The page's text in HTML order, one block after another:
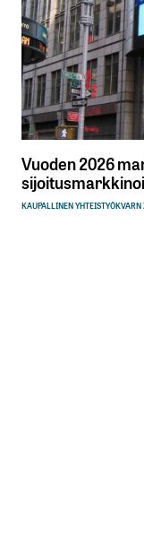
Vuoden 2026
KAUPALLINEN YHTEISTYÖKVARN